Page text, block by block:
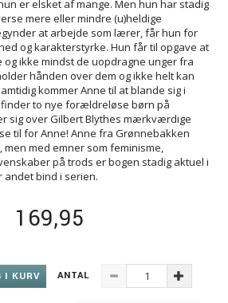
er elsket af mange. Men hun har stadig
mere eller mindre (u)heldige
at arbejde som lærer, får hun for
og karakterstyrke. Hun får til opgave at
ikke mindst de uopdragne unger fra
hånden over dem og ikke helt kan
kommer Anne til at blande sig i
to nye forældreløse børn på
sig over Gilbert Blythes mærkværdige
til for Anne! Anne fra Grønnebakken
men med emner som feminisme,
på trods er bogen stadig aktuel i
bind i serien.
169,95
I KURV ANTAL